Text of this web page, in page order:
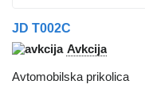
JD T002C
Avkcija
Avtomobilska prikolica